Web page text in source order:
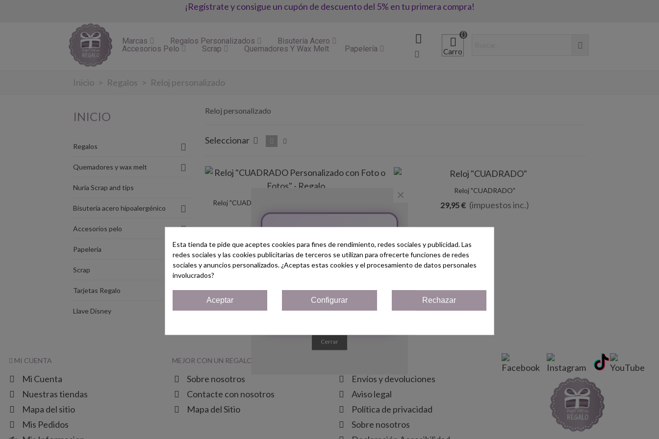
¡Regístrate y consigue un cupón de descuento del 5% en tu primera compra!
Marcas Regalos Personalizados
Bisutería Acero
Accesorios Pelo
Scrap Quemadores Y Wax Melt Papelería Carro
0
Inicio > Regalos > Reloj personalizado
INICIO
Regalos
Quemadores y wax melt
Nuria Scrap and tips
Bisutería acero hipoalergénico
Accesorios pelo
Papelería
Scrap
Tarjetas Regalo
Llave Disney
Reloj personalizado
Seleccionar
Reloj "CUADRADO Personalizado Con Foto O Fotos" -
Regalo
29,95 € (impuestos inc.)
Añadir Al Carrito
Reloj "CUADRADO"
29,95 € (impuestos inc.)
Añadir Al Carrito
Reloj "ENGRANAJE"
Mostrando 1-3 de 3 artículo(s)
MI CUENTA
Mi Cuenta
Nuestras tiendas
Mapa del sitio
Mis Pedidos
MEJOR CON UN REGALO
Sobre nosotros
Contacte con nosotros
Mapa del Sitio
Envíos y devoluciones
Aviso legal
Política de privacidad
Sobre nosotros
Regístrate hoy y consigue un
Cupón¡5% de descuento!
Cerrar
×
Esta tienda te pide que aceptes cookies para fines de rendimiento, redes sociales y publicidad. Las
redes sociales y las cookies publicitarias de terceros se utilizan para ofrecerte funciones de redes
sociales y anuncios personalizados. ¿Aceptas estas cookies y el procesamiento de datos personales
involucrados?
Aceptar Configurar Rechazar